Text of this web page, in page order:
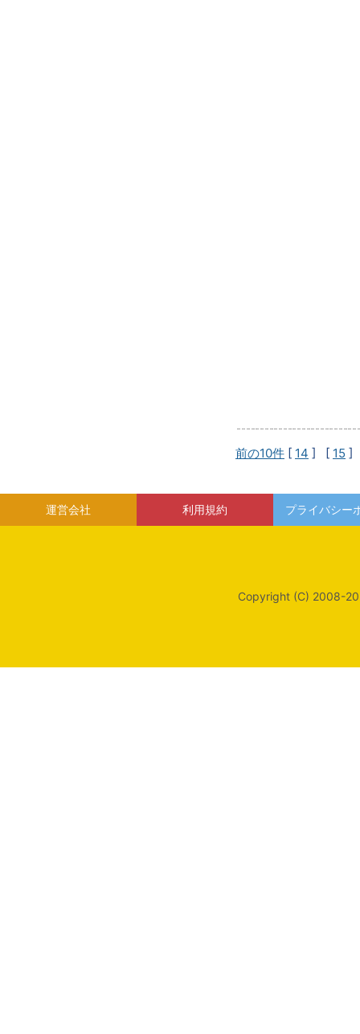
前の10件 [ 14 ] [ 15 ]
運営会社 利用規約 プライバシー
Copyright (C) 2008-